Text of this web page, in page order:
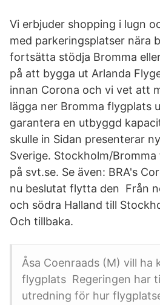
Vi erbjuder shopping i lugn
med parkeringsplatser nära
fortsätta stödja Bromma
på att bygga ut Arlanda
innan Corona och vi vet att
lägga ner Bromma flygplats
garantera en utbyggd
skulle in Sidan presenterar
Sverige. Stockholm/
på svt.se. Se även: BRA's
nu beslutat flytta den Från
och södra Halland till
Och tillbaka.
Åsa Coenraads (M) vill ha
flygplats Regeringen har
utredning för hur